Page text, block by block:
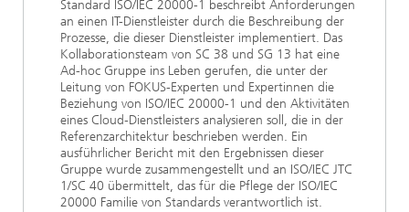
Standard ISO/IEC 20000-1 beschreibt Anforderungen
an einen IT-Dienstleister durch die Beschreibung der
Prozesse, die dieser Dienstleister implementiert. Das
Kollaborationsteam von SC 38 und SG 13 hat eine
Ad-hoc Gruppe ins Leben gerufen, die unter der
Leitung von FOKUS-Experten und Expertinnen die
Beziehung von ISO/IEC 20000-1 und den Aktivitäten
eines Cloud-Dienstleisters analysieren soll, die in der
Referenzarchitektur beschrieben werden. Ein
ausführlicher Bericht mit den Ergebnissen dieser
Gruppe wurde zusammengestellt und an ISO/IEC JTC
1/SC 40 übermittelt, das für die Pflege der ISO/IEC
20000 Familie von Standards verantwortlich ist.